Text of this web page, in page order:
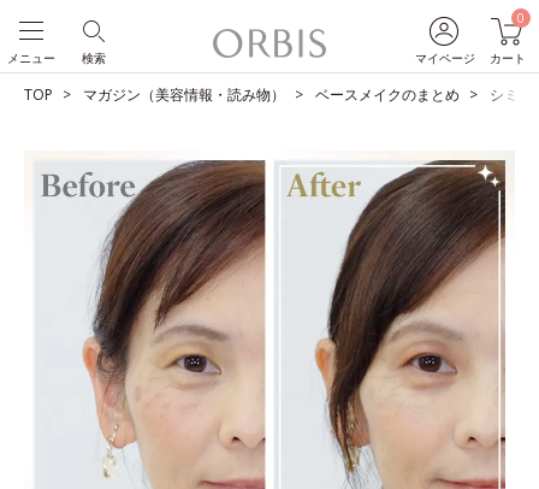
マイページ
0
カート
検索
メニュー
TOP マガジン（美容情報・読み物） ベースメイクのまとめ シミを